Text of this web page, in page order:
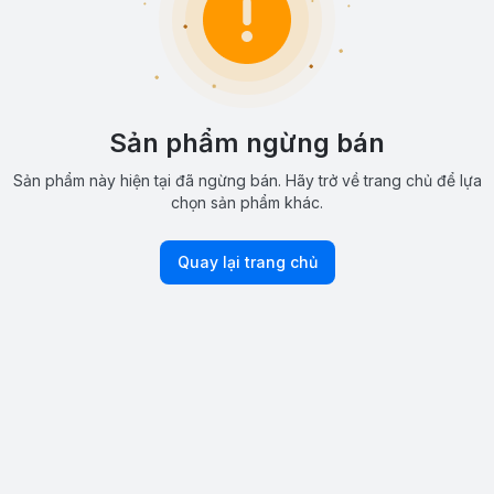
Sản phẩm ngừng bán
Sản phẩm này hiện tại đã ngừng bán. Hãy trở về trang chủ để lựa
chọn sản phẩm khác.
Quay lại trang chủ